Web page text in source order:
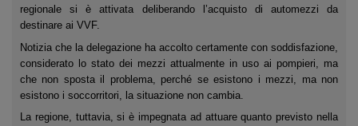
regionale si è attivata deliberando l’acquisto di automezzi da
destinare ai VVF.
Notizia che la delegazione ha accolto certamente con soddisfazione,
considerato lo stato dei mezzi attualmente in uso ai pompieri, ma
che non sposta il problema, perché se esistono i mezzi, ma non
esistono i soccorritori, la situazione non cambia.
La regione, tuttavia, si è impegnata ad attuare quanto previsto nella